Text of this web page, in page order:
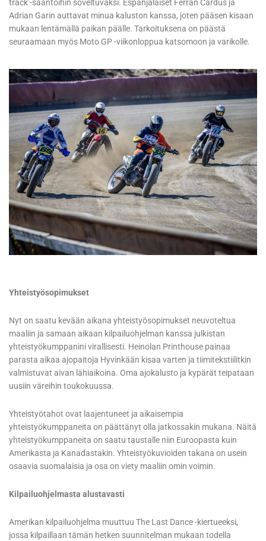
track -sääntöihin soveltuvaksi. Espanjalaiset Ferran Cardus ja
Adrian Garin auttavat minua kaluston kanssa, joten pääsen kisaan
mukaan lentämällä paikan päälle. Tarkoituksena on päästä
seuraamaan myös Moto GP -viikonloppua katsomoon ja varikolle.
Yhteistyösopimukset
Nyt on saatu kevään aikana yhteistyösopimukset neuvoteltua
maaliin ja samaan aikaan kilpailuohjelman kanssa julkistan
yhteistyökumppanini virallisesti. Heinolan Printhouse painaa
parasta aikaa ajopaitoja Hyvinkään kisaa varten ja tiimitekstiilitkin
valmistuvat aivan lähiaikoina. Oma ajokalusto ja kypärät teipataan
uusiin väreihin toukokuussa.
Yhteistyötahot ovat laajentuneet ja aikaisempia
yhteistyökumppaneita on päättänyt olla jatkossakin mukana. Näitä
yhteistyökumppaneita on saatu taustalle niin Euroopasta kuin
Amerikasta ja Kanadastakin. Yhteistyökuvioiden takana on usein
osaavia suomalaisia ja osa on viety maaliin omin voimin.
Kilpailuohjelmasta alustavasti
Amerikan kilpailuohjelma muuttuu The Last Dance -kiertueeksi,
jossa kilpaillaan tämän hetken suunnitelman mukaan todella